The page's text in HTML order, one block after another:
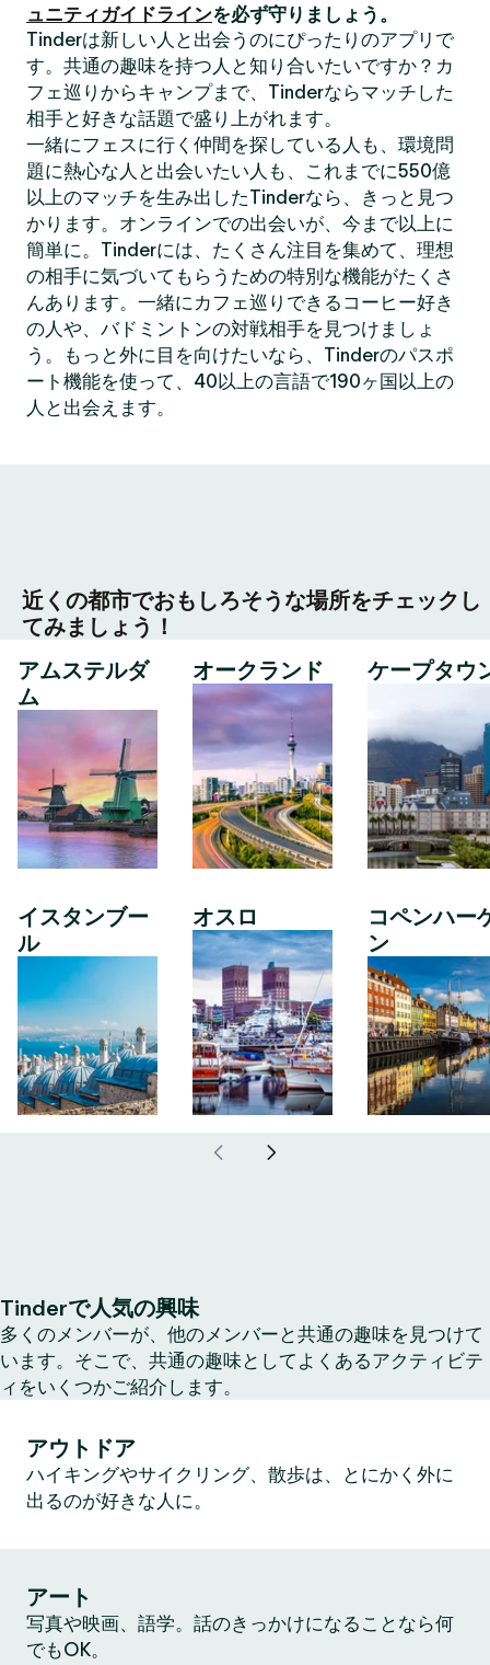
ュニティガイドラインを必ず守りましょう。
Tinderは新しい人と出会うのにぴったりのアプリで
す。共通の趣味を持つ人と知り合いたいですか？カ
フェ巡りからキャンプまで、Tinderならマッチした
相手と好きな話題で盛り上がれます。
一緒にフェスに行く仲間を探している人も、環境問
題に熱心な人と出会いたい人も、これまでに550億
以上のマッチを生み出したTinderなら、きっと見つ
かります。オンラインでの出会いが、今まで以上に
簡単に。Tinderには、たくさん注目を集めて、理想
の相手に気づいてもらうための特別な機能がたくさ
んあります。一緒にカフェ巡りできるコーヒー好き
の人や、バドミントンの対戦相手を見つけましょ
う。もっと外に目を向けたいなら、Tinderのパスポ
ート機能を使って、40以上の言語で190ヶ国以上の
人と出会えます。
近くの都市でおもしろそうな場所をチェックし
てみましょう！
アムステルダ
ム
イスタンブー
ル
オークランド
オスロ
ケープタウ
コペンハー
ン
Tinderで人気の興味
多くのメンバーが、他のメンバーと共通の趣味を見つけて
います。そこで、共通の趣味としてよくあるアクティビテ
ィをいくつかご紹介します。
アウトドア
ハイキングやサイクリング、散歩は、とにかく外に
出るのが好きな人に。
アート
写真や映画、語学。話のきっかけになることなら何
でもOK。